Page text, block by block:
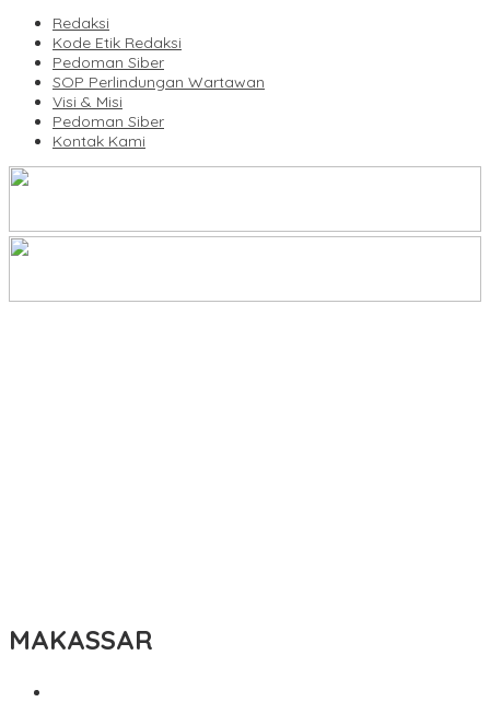
Redaksi
Kode Etik Redaksi
Pedoman Siber
SOP Perlindungan Wartawan
Visi & Misi
Pedoman Siber
Kontak Kami
MAKASSAR